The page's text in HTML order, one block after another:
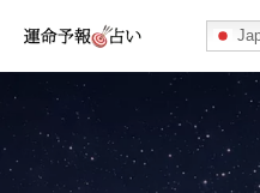
運命予報占い
運命予報占いとは